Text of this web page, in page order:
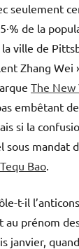
seulement
de la
ville de
Zhang Wei
The New
embêtant
si la
mandat
Bao
t-il
prénom des
janvier,